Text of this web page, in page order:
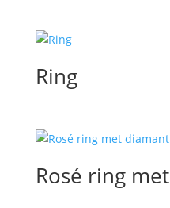
Ring
Rosé ring